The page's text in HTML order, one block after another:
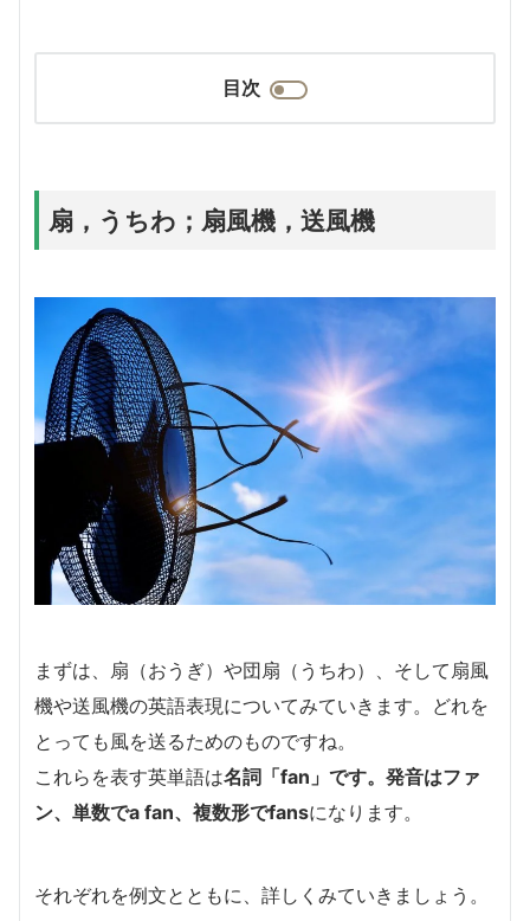
目次
扇，うちわ；扇風機，送風機
まずは、扇（おうぎ）や団扇（うちわ）、そして扇風
機や送風機の英語表現についてみていきます。どれを
とっても風を送るためのものですね。
これらを表す英単語は名詞「fan」です。発音はファ
ン、単数でa fan、複数形でfansになります。
それぞれを例文とともに、詳しくみていきましょう。